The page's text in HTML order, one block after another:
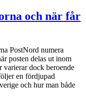
och när får
PostNord numera
posten delas ut inom
varierar dock beroende
en fördjupad
och hur man både